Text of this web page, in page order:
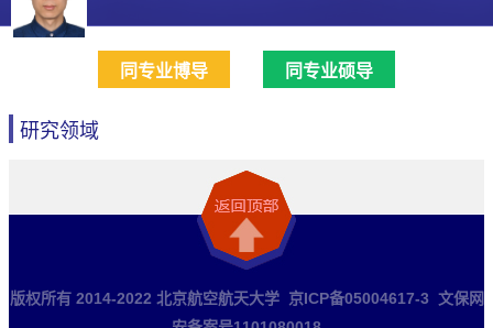
同专业博导 同专业硕导
研究领域
版权所有 2014-2022 北京航空航天大学 京ICP备05004617-3 文保网